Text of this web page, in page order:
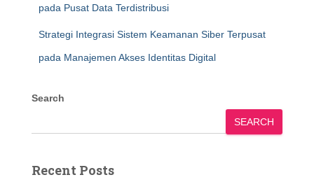
pada Pusat Data Terdistribusi
Strategi Integrasi Sistem Keamanan Siber Terpusat
pada Manajemen Akses Identitas Digital
Search
SEARCH
Recent Posts